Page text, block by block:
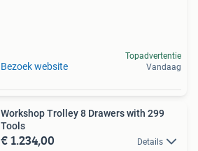
Bezoek website
Topadvertentie
Vandaag
Workshop Trolley 8 Drawers with 299
Tools
€ 1.234,00 Details